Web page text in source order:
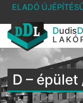
ELADÓ
DudisD
D –